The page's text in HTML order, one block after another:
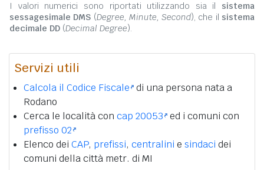
I valori numerici sono riportati utilizzando sia il sistema
sessagesimale DMS (Degree, Minute, Second), che il sistema
decimale DD (Decimal Degree).
Servizi utili
Calcola il Codice Fiscale di una persona nata a
Rodano
Cerca le località con cap 20053 ed i comuni con
prefisso 02
Elenco dei CAP, prefissi, centralini e sindaci dei
comuni della città metr. di MI